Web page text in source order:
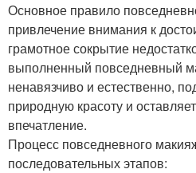
Основное правило
привлечение внимания к
грамотное сокрытие
выполненный повседневный
ненавязчиво и естественно,
природную красоту и
впечатление.
Процесс повседневного
последовательных этапов: